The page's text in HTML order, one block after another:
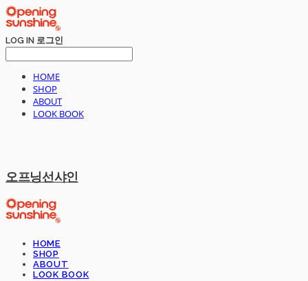
LOG IN 로그인
HOME
SHOP
ABOUT
LOOK BOOK
오프닝선샤인
HOME
SHOP
ABOUT
LOOK BOOK